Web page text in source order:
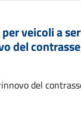
veicoli a
del
del